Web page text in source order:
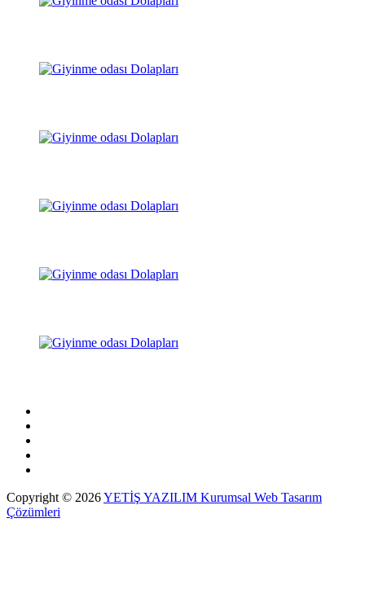
Copyright © 2026YETİŞ YAZILIM Kurumsal Web Tasarım
Çözümleri